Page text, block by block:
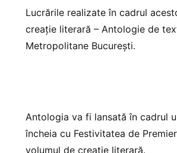
Lucrările realizate în cadrul
creație literară – Antologie de
Metropolitane București.
Antologia va fi lansată în cadrul
încheia cu Festivitatea de
volumul de creație literară.